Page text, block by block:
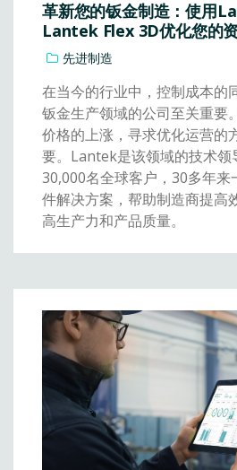
革新您的钣金制造：使用
Lantek Flex 3D优化您的
先进制造
在当今的行业中，控制成本的
钣金生产领域的公司至关重要
价格的上涨，寻求优化运营的
要。Lantek是该领域的技术领
30,000名全球客户，30多年来
件解决方案，帮助制造商提高
高生产力和产品质量。